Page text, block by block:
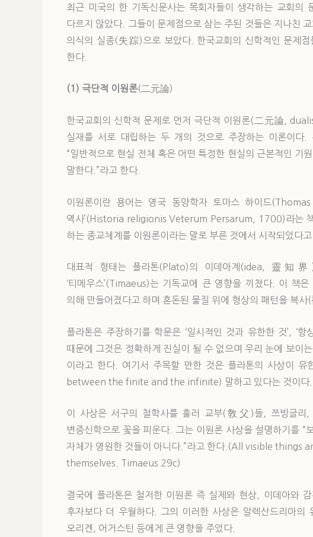
최근 미국의 한 기독신문사는 목회자들이 생각하는 교회의
다르지 않았다. 그들이 문제점으로 삼는 주된 것들은 지나친
의식의 실종(失踪)으로 보았다. 한국교회의 신학적인 문제
한다.
(1) 극단적 이원론(二元論)
한국교회의 신학적 문제로 먼저 극단적 이원론(二元論,
실재를 서로 대립하는 두 개의 것으로 주장하는 이론이
“일반적으로 현실 전체 혹은 어떤 특정한 현실의 근본적인 기
말한다.”라고 한다.
이원론이란 용어는 영국 동양학자 토마스 하이드
역사’(Historia religionis Veterum Persarum, 1700)라는 책
하는 종교체계를 이원론이라는 말로 부른 것에서 시작되었다
대표적 형태는 플라톤(Plato)의 이데아계(idea, 靈知
‘티메우스’(Timaeus)는 기독교에 큰 영향을 끼쳤다. 이 책
의해 만들어졌다고 하며 혼돈된 물질 위에 형상의 패턴을 복사
플라톤은 주장하기를 학문은 ‘일시적인 것과 유한한 것’, ‘
때문에 그것은 정확하게 진실이 될 수 없으며 우리 눈에 보이
이라고 한다. 여기서 주목할 만한 것은 플라톤의 사상이
between the finite and the infinite) 말하고 있다는 것이다.
이 사상은 서구의 철학사를 흘러 교부(敎父)들, 쯔빙글리,
변증신학으로 꽃을 피운다. 그는 이원론 사상을 설명하기를
자체가 영원한 것들이 아니다.”라고 한다.(All visible
themselves. Timaeus 29c)
결국에 플라톤은 철저한 이원론 즉 실제와 현상, 이데아와
후자보다 더 우월하다. 그의 이러한 사상은 알렉산드리아의
오리겐, 어거스틴 등에게 큰 영향을 주었다.